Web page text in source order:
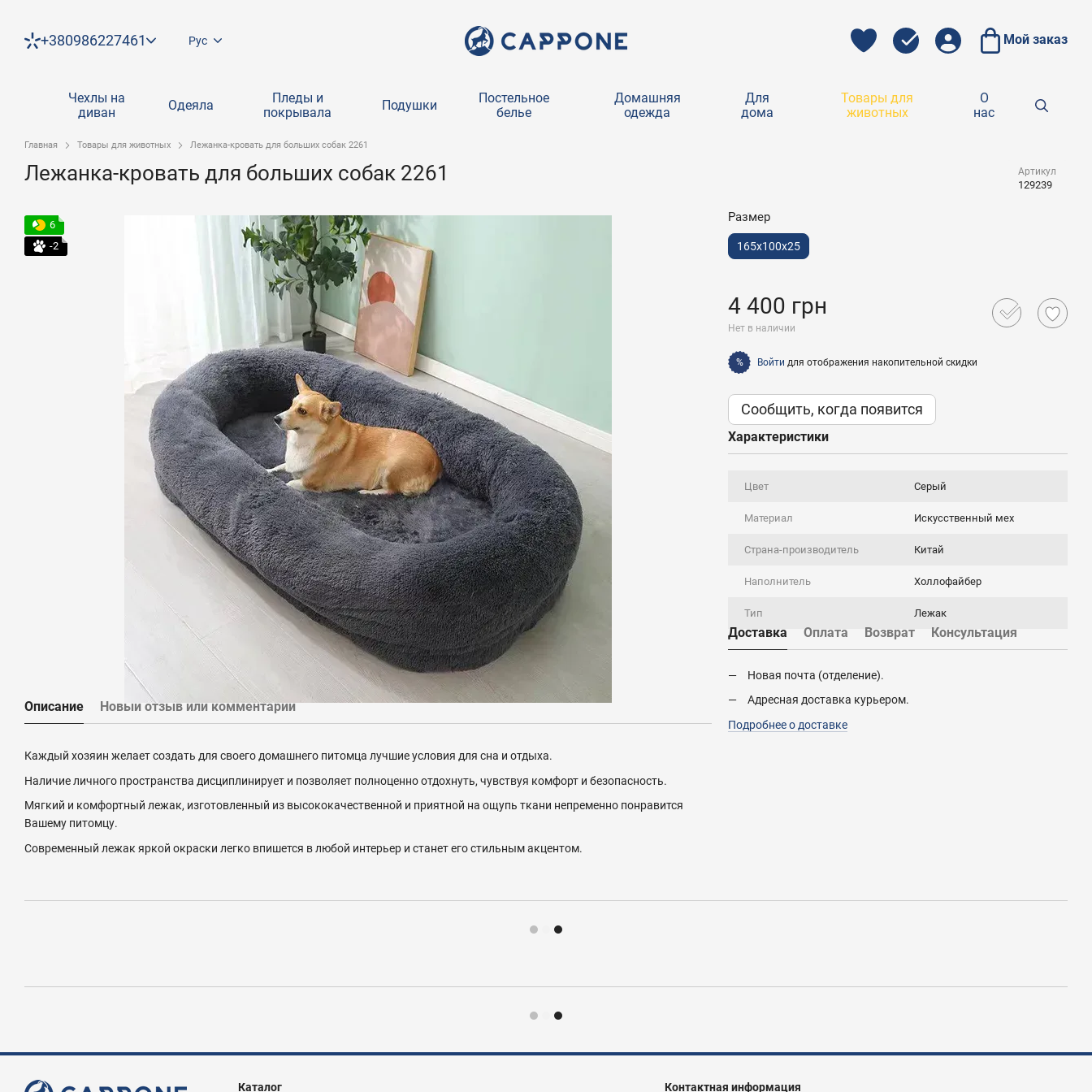
+380986227461 Рус Мой заказ
Чехлы на
диван
Одеяла
Пледы и
покрывала
Подушки
Постельное
белье
Домашняя
одежда
Для
дома
Товары для
животных
О
нас
Главная Товары для животных Лежанка-кровать для больших собак 2261
Лежанка-кровать для больших собак 2261 Артикул
129239
6
-2
Описание Новый отзыв или комментарий
Каждый хозяин желает создать для своего домашнего питомца лучшие условия для сна и отдыха.
Наличие личного пространства дисциплинирует и позволяет полноценно отдохнуть, чувствуя комфорт и безопасность.
Мягкий и комфортный лежак, изготовленный из высококачественной и приятной на ощупь ткани непременно понравится
Вашему питомцу.
Современный лежак яркой окраски легко впишется в любой интерьер и станет его стильным акцентом.
Размер
165x100x25
4 400 грн
Нет в наличии
% Войти для отображения накопительной скидки
Сообщить, когда появится
Характеристики
Цвет Серый
Материал Искусственный мех
Страна-производитель Китай
Наполнитель Холлофайбер
Тип Лежак
Доставка Оплата Возврат Консультация
Новая почта (отделение).
Адресная доставка курьером.
Подробнее о доставке
Каталог Контактная информация